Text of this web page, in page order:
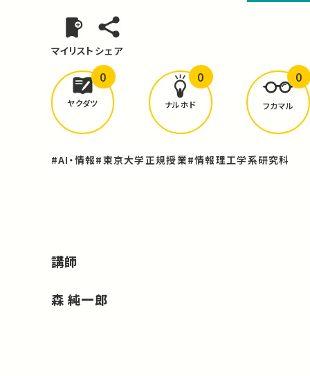
マイリスト シェア
どんな学びがありましたか？
ヤクダツ
0
ナルホド
0
フカマル
0
#AI・情報#東京大学正規授業#情報理工学系研究科
講師
森 純一郎